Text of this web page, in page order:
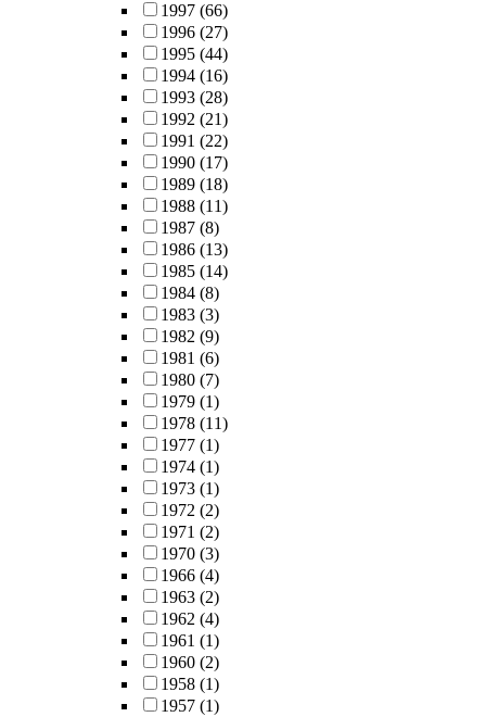
1997 (66)
1996 (27)
1995 (44)
1994 (16)
1993 (28)
1992 (21)
1991 (22)
1990 (17)
1989 (18)
1988 (11)
1987 (8)
1986 (13)
1985 (14)
1984 (8)
1983 (3)
1982 (9)
1981 (6)
1980 (7)
1979 (1)
1978 (11)
1977 (1)
1974 (1)
1973 (1)
1972 (2)
1971 (2)
1970 (3)
1966 (4)
1963 (2)
1962 (4)
1961 (1)
1960 (2)
1958 (1)
1957 (1)